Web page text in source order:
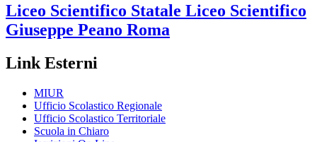
Liceo Scientifico Statale Liceo Scientifico
Giuseppe Peano Roma
Link Esterni
MIUR
Ufficio Scolastico Regionale
Ufficio Scolastico Territoriale
Scuola in Chiaro